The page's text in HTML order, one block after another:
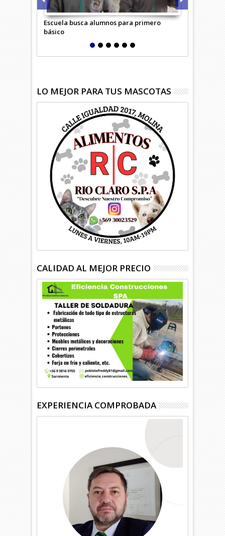
Escuela busca alumnos para primero
básico
LO MEJOR PARA TUS MASCOTAS
CALIDAD AL MEJOR PRECIO
EXPERIENCIA COMPROBADA